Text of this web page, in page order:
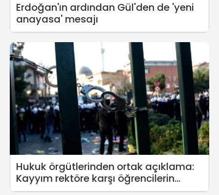
Erdoğan'ın ardından Gül'den de 'yeni
anayasa' mesajı
Hukuk örgütlerinden ortak açıklama:
Kayyım rektöre karşı öğrencilerin
yanındayız